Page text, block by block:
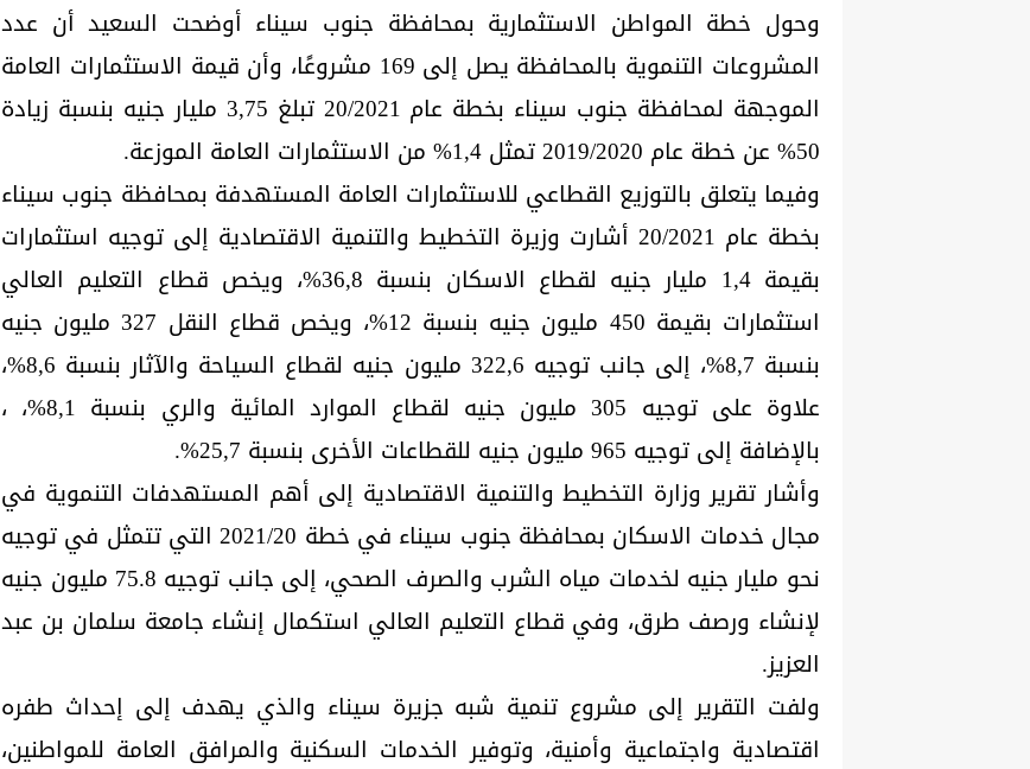
وحول خطة المواطن الاستثمارية بمحافظة جنوب سيناء أوضحت السعيد أن عدد
المشروعات التنموية بالمحافظة يصل إلى 169 مشروعًا، وأن قيمة الاستثمارات العامة
الموجهة لمحافظة جنوب سيناء بخطة عام 20/2021 تبلغ 3,75 مليار جنيه بنسبة زيادة
50% عن خطة عام 2019/2020 تمثل 1,4% من الاستثمارات العامة الموزعة.
وفيما يتعلق بالتوزيع القطاعي للاستثمارات العامة المستهدفة بمحافظة جنوب سيناء
بخطة عام 20/2021 أشارت وزيرة التخطيط والتنمية الاقتصادية إلى توجيه استثمارات
بقيمة 1,4 مليار جنيه لقطاع الاسكان بنسبة 36,8%، ويخص قطاع التعليم العالي
استثمارات بقيمة 450 مليون جنيه بنسبة 12%، ويخص قطاع النقل 327 مليون جنيه
بنسبة 8,7%، إلى جانب توجيه 322,6 مليون جنيه لقطاع السياحة والآثار بنسبة 8,6%،
علاوة على توجيه 305 مليون جنيه لقطاع الموارد المائية والري بنسبة 8,1%، ،
بالإضافة إلى توجيه 965 مليون جنيه للقطاعات الأخرى بنسبة 25,7%.
وأشار تقرير وزارة التخطيط والتنمية الاقتصادية إلى أهم المستهدفات التنموية في
مجال خدمات الاسكان بمحافظة جنوب سيناء في خطة 2021/20 التي تتمثل في توجيه
نحو مليار جنيه لخدمات مياه الشرب والصرف الصحي، إلى جانب توجيه 75.8 مليون جنيه
لإنشاء ورصف طرق، وفي قطاع التعليم العالي استكمال إنشاء جامعة سلمان بن عبد
العزيز.
ولفت التقرير إلى مشروع تنمية شبه جزيرة سيناء والذي يهدف إلى إحداث طفره
اقتصادية واجتماعية وأمنية، وتوفير الخدمات السكنية والمرافق العامة للمواطنين،